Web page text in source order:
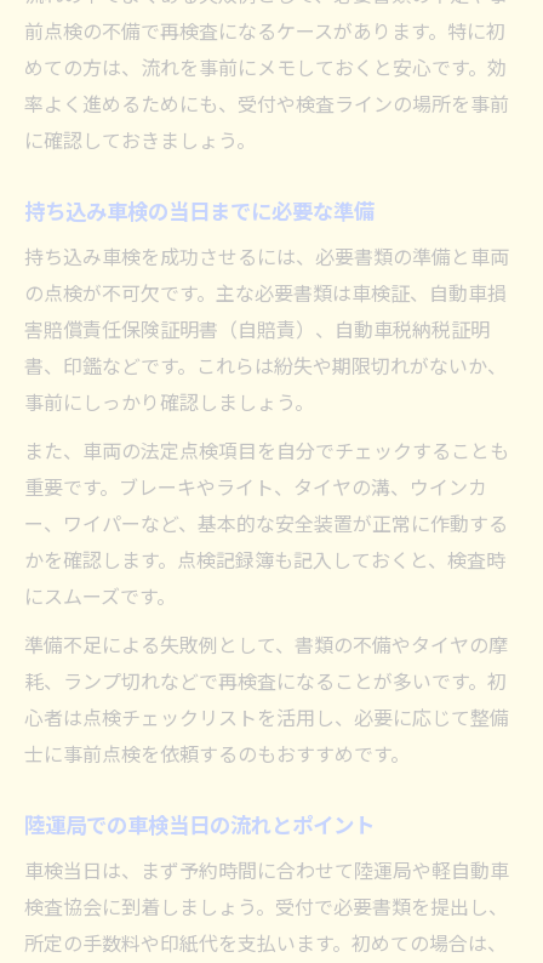
前点検の不備で再検査になるケースがあります。特に初
めての方は、流れを事前にメモしておくと安心です。効
率よく進めるためにも、受付や検査ラインの場所を事前
に確認しておきましょう。
持ち込み車検の当日までに必要な準備
持ち込み車検を成功させるには、必要書類の準備と車両
の点検が不可欠です。主な必要書類は車検証、自動車損
害賠償責任保険証明書（自賠責）、自動車税納税証明
書、印鑑などです。これらは紛失や期限切れがないか、
事前にしっかり確認しましょう。
また、車両の法定点検項目を自分でチェックすることも
重要です。ブレーキやライト、タイヤの溝、ウインカ
ー、ワイパーなど、基本的な安全装置が正常に作動する
かを確認します。点検記録簿も記入しておくと、検査時
にスムーズです。
準備不足による失敗例として、書類の不備やタイヤの摩
耗、ランプ切れなどで再検査になることが多いです。初
心者は点検チェックリストを活用し、必要に応じて整備
士に事前点検を依頼するのもおすすめです。
陸運局での車検当日の流れとポイント
車検当日は、まず予約時間に合わせて陸運局や軽自動車
検査協会に到着しましょう。受付で必要書類を提出し、
所定の手数料や印紙代を支払います。初めての場合は、